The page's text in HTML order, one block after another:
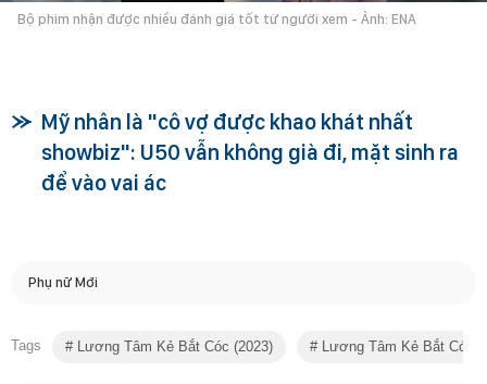
Bộ phim nhận được nhiều đánh giá tốt từ người xem - Ảnh: ENA
Mỹ nhân là "cô vợ được khao khát nhất
showbiz": U50 vẫn không già đi, mặt sinh ra
để vào vai ác
Phụ nữ Mới
Tags Lương Tâm Kẻ Bắt Cóc (2023) Lương Tâm Kẻ Bắt Cóc